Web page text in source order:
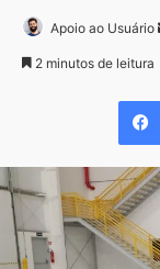
Apoio ao Usuário
2 minutos de leitura